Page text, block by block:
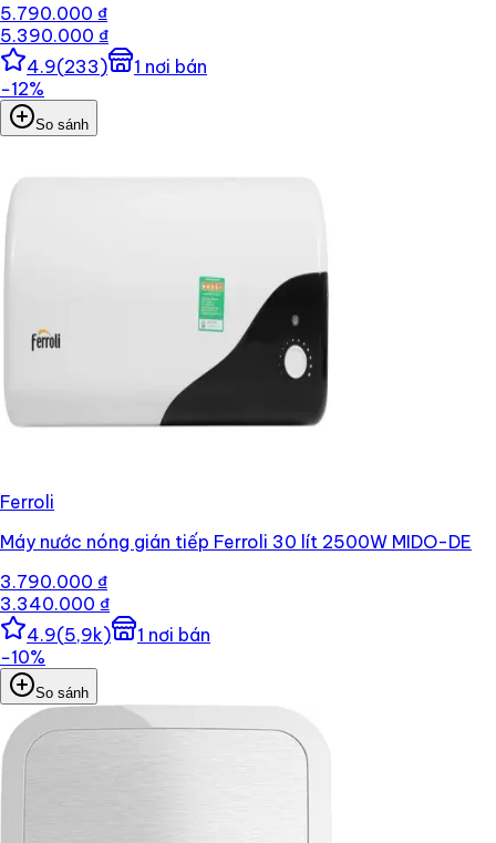
5.790.000 ₫
5.390.000 ₫
4.9(233) 1 nơi bán
−12%
So sánh
Ferroli
Máy nước nóng gián tiếp Ferroli 30 lít 2500W MIDO-DE
3.790.000 ₫
3.340.000 ₫
4.9(5,9k) 1 nơi bán
−10%
So sánh